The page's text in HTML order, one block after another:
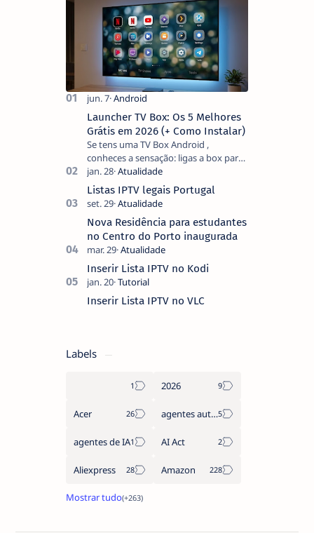
Launcher TV Box: Os 5 Melhores
Grátis em 2026 (+ Como Instalar)
Se tens uma TV Box Android ,
conheces a sensação: ligas a box para
ver um filme e o ecrã inicial está
coberto de sugestões que não
pediste, ban…
Listas IPTV legais Portugal
Nova Residência para estudantes
no Centro do Porto inaugurada
Inserir Lista IPTV no Kodi
Inserir Lista IPTV no VLC
Labels
2026
Acer agentes autónomos
agentes de IA AI Act
Aliexpress Amazon